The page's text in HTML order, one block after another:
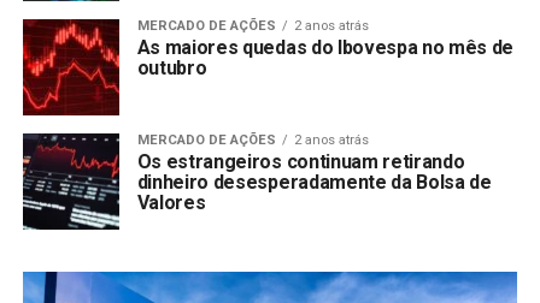
MERCADO DE AÇÕES 2 anos atrás
As maiores quedas do Ibovespa no mês de
outubro
MERCADO DE AÇÕES 2 anos atrás
Os estrangeiros continuam retirando
dinheiro desesperadamente da Bolsa de
Valores